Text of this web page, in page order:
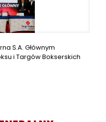
S.A. Głównym
i Targów Bokserskich